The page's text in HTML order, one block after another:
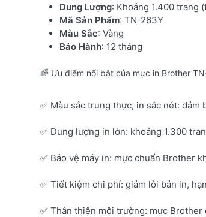
Dung Lượng: Khoảng 1.400 trang
Mã Sản Phẩm: TN-263Y
Màu Sắc: Vàng
Bảo Hành: 12 tháng
🌈 Ưu điểm nổi bật của mực in Brother
✅ Màu sắc trung thực, in sắc nét: đảm
✅ Dung lượng in lớn: khoảng 1.300
✅ Bảo vệ máy in: mực chuẩn Brother
✅ Tiết kiệm chi phí: giảm lỗi bản in,
✅ Thân thiện môi trường: mực